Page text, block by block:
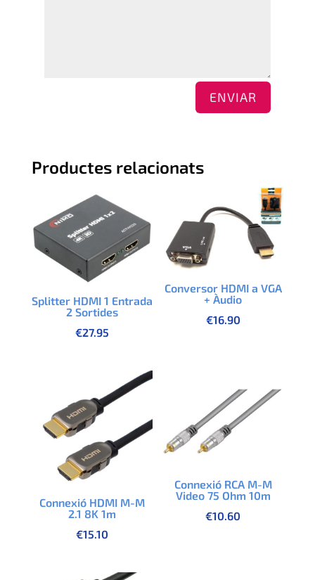
ENVIAR
Productes relacionats
Splitter HDMI 1 Entrada
2 Sortides
€27.95
Conversor HDMI a VGA
+ Àudio
€16.90
Connexió HDMI M-M
2.1 8K 1m
€15.10
Connexió RCA M-M
Video 75 Ohm 10m
€10.60